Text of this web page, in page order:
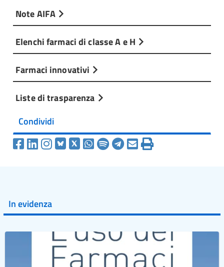
Note AIFA
Elenchi farmaci di classe A e H
Farmaci innovativi
Liste di trasparenza
Condividi
In evidenza